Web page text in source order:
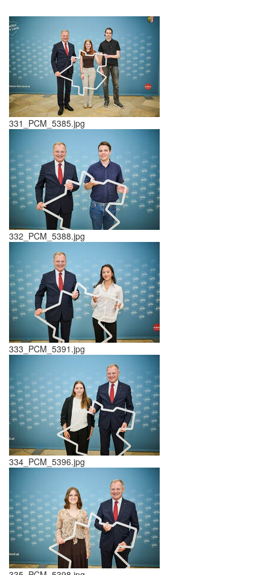
331_PCM_5385.jpg
332_PCM_5388.jpg
333_PCM_5391.jpg
334_PCM_5396.jpg